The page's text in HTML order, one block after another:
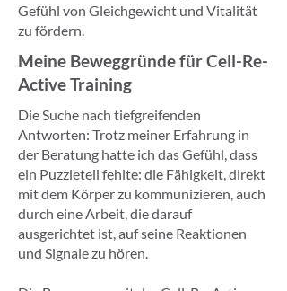
Gefühl von Gleichgewicht und Vitalität
zu fördern.
Meine Beweggründe für Cell-Re-
Active Training
Die Suche nach tiefgreifenden
Antworten: Trotz meiner Erfahrung in
der Beratung hatte ich das Gefühl, dass
ein Puzzleteil fehlte: die Fähigkeit, direkt
mit dem Körper zu kommunizieren, auch
durch eine Arbeit, die darauf
ausgerichtet ist, auf seine Reaktionen
und Signale zu hören.